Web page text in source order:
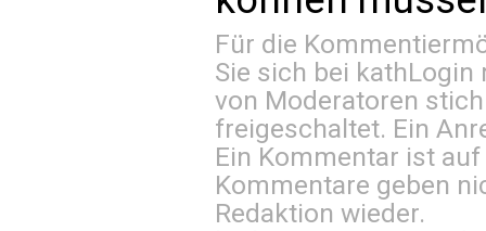
Für die
Sie sich bei kathLogin
von Moderatoren
freigeschaltet. Ein
Ein Kommentar ist
Kommentare geben
Redaktion wieder.